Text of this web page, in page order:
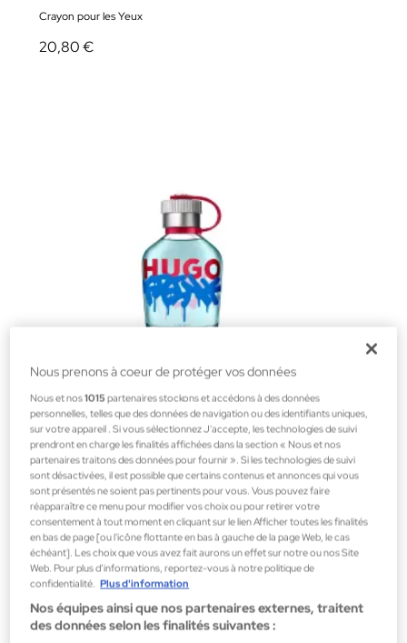
Crayon pour les Yeux
20,80 €
Hugo Boss
KRINK X HUGO Eau de Parfum pour Homme
Eau de Parfum Homme
55,08 €
Nous prenons à coeur de protéger vos données
Nous et nos1015 partenaires stockons et accédons à des données
personnelles, telles que des données de navigation ou des identifiants uniques,
sur votre appareil . Si vous sélectionnez J'accepte, les technologies de suivi
prendront en charge les finalités affichées dans la section « Nous et nos
partenaires traitons des données pour fournir ». Si les technologies de suivi
sont désactivées, il est possible que certains contenus et annonces qui vous
sont présentés ne soient pas pertinents pour vous. Vous pouvez faire
réapparaître ce menu pour modifier vos choix ou pour retirer votre
consentement à tout moment en cliquant sur le lien Afficher toutes les finalités
en bas de page [ou l'icône flottante en bas à gauche de la page Web, le cas
échéant]. Les choix que vous avez fait aurons un effet sur notre ou nos Site
Web. Pour plus d’informations, reportez-vous à notre politique de
confidentialité. Plus d'information
Nos équipes ainsi que nos partenaires externes, traitent
des données selon les finalités suivantes :